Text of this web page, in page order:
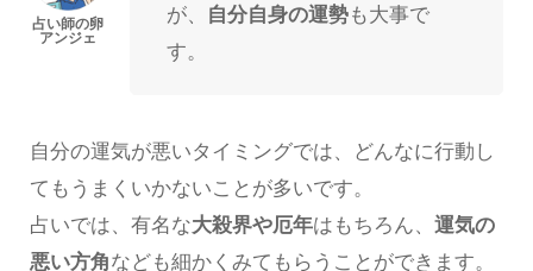
が、
自分自身の運勢も大事で
す。
自分の運気が悪いタイミングでは、どんなに行動し
てもうまくいかないことが多いです。
占いでは、有名な大殺界や厄年はもちろん、 運気の
悪い方角なども細かくみてもらうことができます。